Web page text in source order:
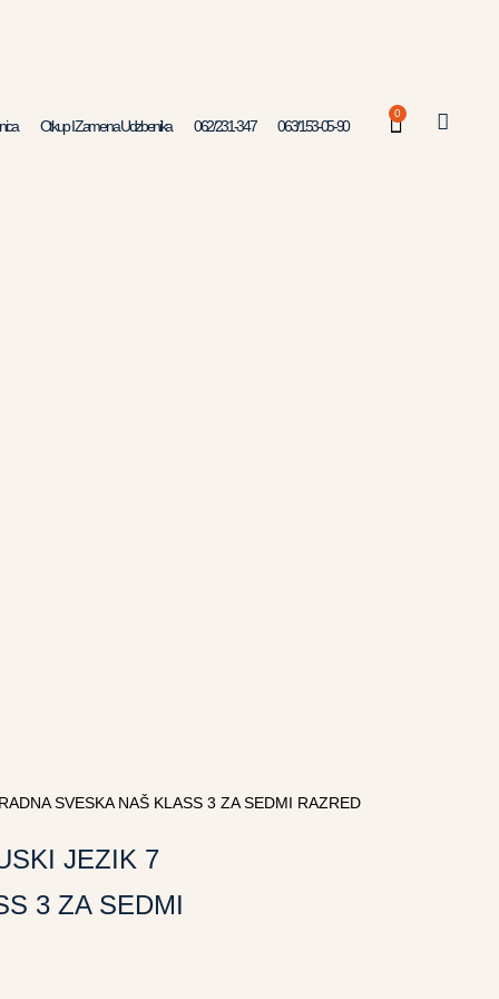
Otkup I Zamena Udzbenika 062/231-347 063/153-05-90
0
SVESKA NAŠ KLASS 3 ZA SEDMI RAZRED
JEZIK 7
3 ZA SEDMI